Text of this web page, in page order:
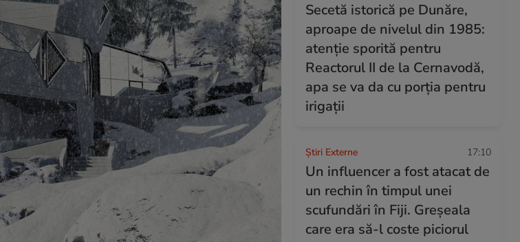
Secetă istorică pe Dunăre,
aproape de nivelul din 1985:
atenție sporită pentru
Reactorul II de la Cernavodă,
apa se va da cu porția pentru
irigații
Știri Externe 17:10
Un influencer a fost atacat de
un rechin în timpul unei
scufundări în Fiji. Greșeala
care era să-l coste piciorul